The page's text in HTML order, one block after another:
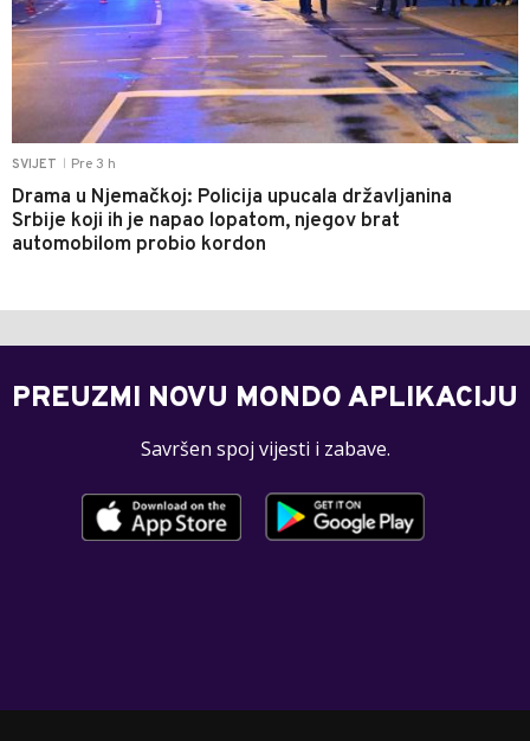
SVIJET Pre 3 h
Drama u Njemačkoj: Policija upucala državljanina
Srbije koji ih je napao lopatom, njegov brat
automobilom probio kordon
PREUZMI NOVU MONDO APLIKACIJU
Savršen spoj vijesti i zabave.